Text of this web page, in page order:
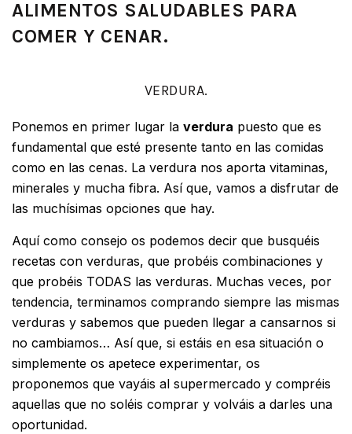
ALIMENTOS SALUDABLES PARA
COMER Y CENAR.
VERDURA.
Ponemos en primer lugar la verdura puesto que es
fundamental que esté presente tanto en las comidas
como en las cenas. La verdura nos aporta vitaminas,
minerales y mucha fibra. Así que, vamos a disfrutar de
las muchísimas opciones que hay.
Aquí como consejo os podemos decir que busquéis
recetas con verduras, que probéis combinaciones y
que probéis TODAS las verduras. Muchas veces, por
tendencia, terminamos comprando siempre las mismas
verduras y sabemos que pueden llegar a cansarnos si
no cambiamos… Así que, si estáis en esa situación o
simplemente os apetece experimentar, os
proponemos que vayáis al supermercado y compréis
aquellas que no soléis comprar y volváis a darles una
oportunidad.